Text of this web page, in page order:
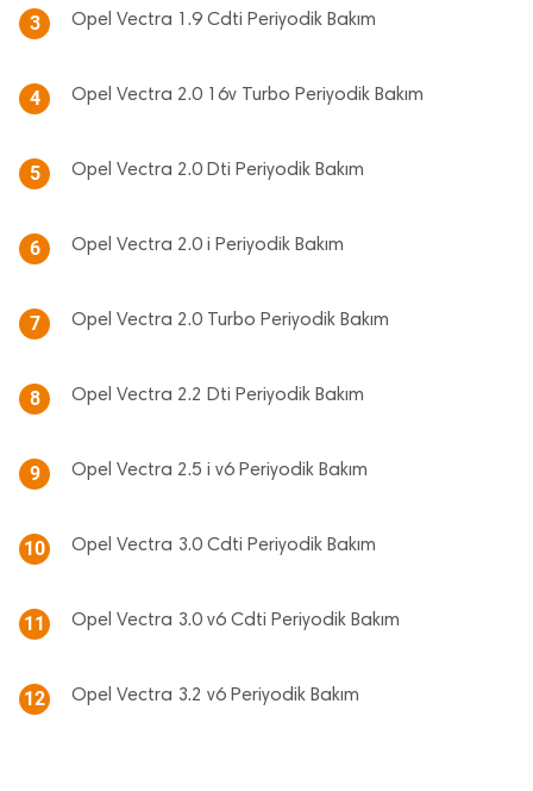
3 Opel Vectra 1.9 Cdti Periyodik Bakım
4 Opel Vectra 2.0 16v Turbo Periyodik Bakım
5 Opel Vectra 2.0 Dti Periyodik Bakım
6 Opel Vectra 2.0 i Periyodik Bakım
7 Opel Vectra 2.0 Turbo Periyodik Bakım
8 Opel Vectra 2.2 Dti Periyodik Bakım
9 Opel Vectra 2.5 i v6 Periyodik Bakım
10 Opel Vectra 3.0 Cdti Periyodik Bakım
11 Opel Vectra 3.0 v6 Cdti Periyodik Bakım
12 Opel Vectra 3.2 v6 Periyodik Bakım